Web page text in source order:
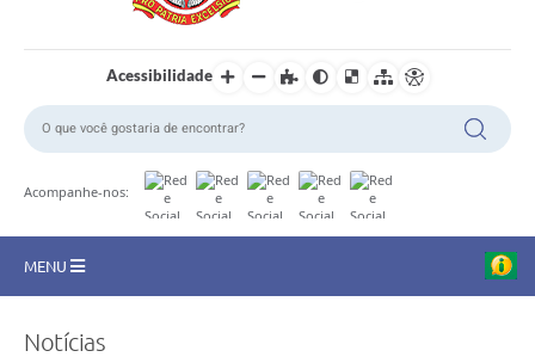
Acessibilidade
Acompanhe-nos:
MENU
CIDADE
Notícias